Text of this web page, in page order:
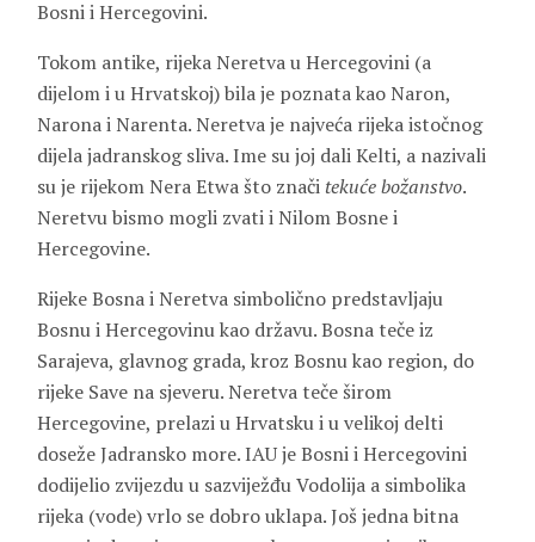
Bosni i Hercegovini.
Tokom antike, rijeka Neretva u Hercegovini (a
dijelom i u Hrvatskoj) bila je poznata kao Naron,
Narona i Narenta. Neretva je najveća rijeka istočnog
dijela jadranskog sliva. Ime su joj dali Kelti, a nazivali
su je rijekom Nera Etwa što znači tekuće božanstvo.
Neretvu bismo mogli zvati i Nilom Bosne i
Hercegovine.
Rijeke Bosna i Neretva simbolično predstavljaju
Bosnu i Hercegovinu kao državu. Bosna teče iz
Sarajeva, glavnog grada, kroz Bosnu kao region, do
rijeke Save na sjeveru. Neretva teče širom
Hercegovine, prelazi u Hrvatsku i u velikoj delti
doseže Jadransko more. IAU je Bosni i Hercegovini
dodijelio zvijezdu u sazviježđu Vodolija a simbolika
rijeka (vode) vrlo se dobro uklapa. Još jedna bitna